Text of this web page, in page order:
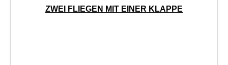
ZWEI FLIEGEN MIT EINER KLAPPE